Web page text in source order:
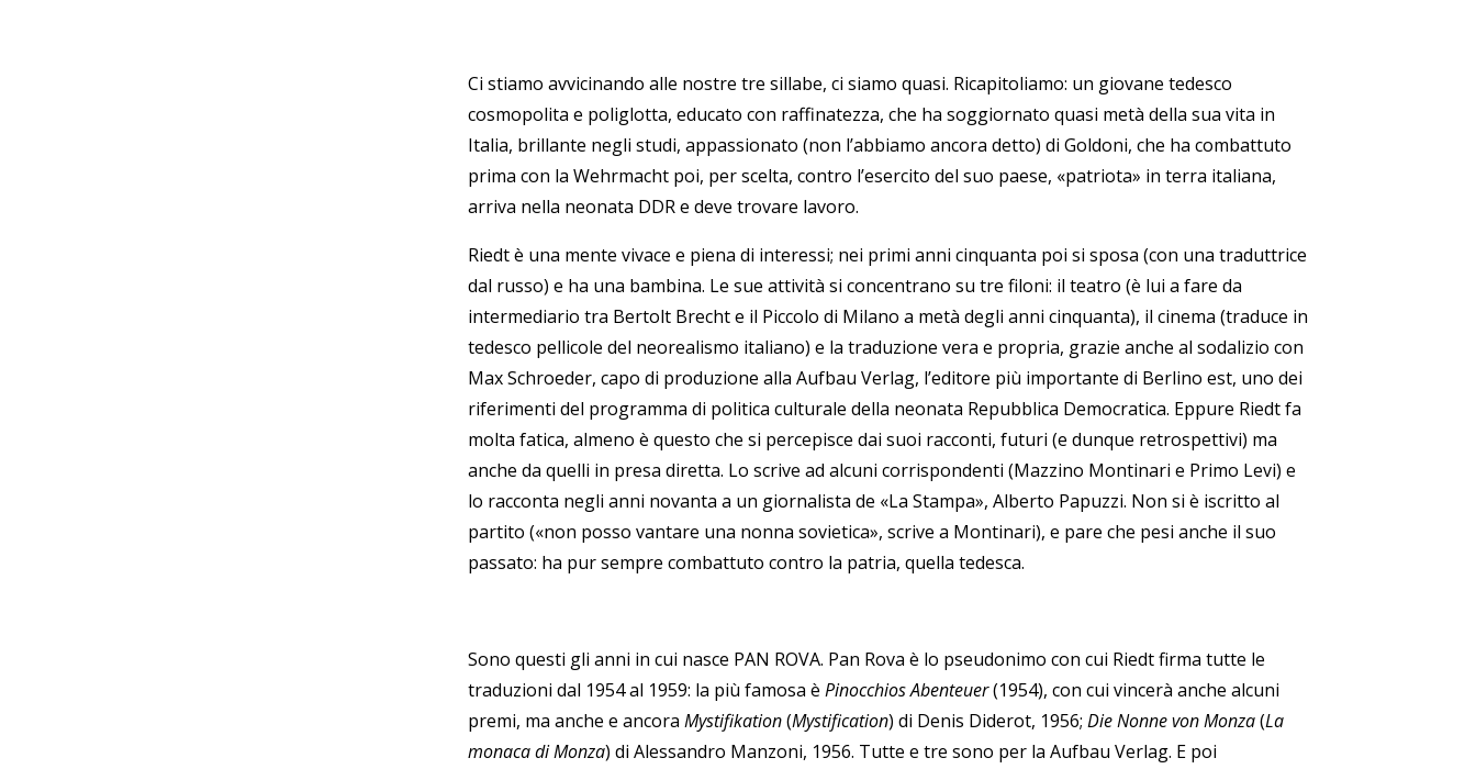
Ci stiamo avvicinando alle nostre tre sillabe, ci siamo quasi. Ricapitoliamo: un giovane tedesco
cosmopolita e poliglotta, educato con raffinatezza, che ha soggiornato quasi metà della sua vita in
Italia, brillante negli studi, appassionato (non l’abbiamo ancora detto) di Goldoni, che ha combattuto
prima con la Wehrmacht poi, per scelta, contro l’esercito del suo paese, «patriota» in terra italiana,
arriva nella neonata DDR e deve trovare lavoro.
Riedt è una mente vivace e piena di interessi; nei primi anni cinquanta poi si sposa (con una traduttrice
dal russo) e ha una bambina. Le sue attività si concentrano su tre filoni: il teatro (è lui a fare da
intermediario tra Bertolt Brecht e il Piccolo di Milano a metà degli anni cinquanta), il cinema (traduce in
tedesco pellicole del neorealismo italiano) e la traduzione vera e propria, grazie anche al sodalizio con
Max Schroeder, capo di produzione alla Aufbau Verlag, l’editore più importante di Berlino est, uno dei
riferimenti del programma di politica culturale della neonata Repubblica Democratica. Eppure Riedt fa
molta fatica, almeno è questo che si percepisce dai suoi racconti, futuri (e dunque retrospettivi) ma
anche da quelli in presa diretta. Lo scrive ad alcuni corrispondenti (Mazzino Montinari e Primo Levi) e
lo racconta negli anni novanta a un giornalista de «La Stampa», Alberto Papuzzi. Non si è iscritto al
partito («non posso vantare una nonna sovietica», scrive a Montinari), e pare che pesi anche il suo
passato: ha pur sempre combattuto contro la patria, quella tedesca.
Sono questi gli anni in cui nasce PAN ROVA. Pan Rova è lo pseudonimo con cui Riedt firma tutte le
traduzioni dal 1954 al 1959: la più famosa è Pinocchios Abenteuer(1954), con cui vincerà anche alcuni
premi, ma anche e ancora Mystifikation(Mystification) di Denis Diderot, 1956; Die Nonne von Monza(La
monaca di Monza) di Alessandro Manzoni, 1956. Tutte e tre sono per la Aufbau Verlag. E poi